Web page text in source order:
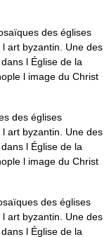
des églises
art byzantin. Une des
l Église de la
l image du Christ
des églises
art byzantin. Une des
l Église de la
l image du Christ
des églises
art byzantin. Une des
l Église de la